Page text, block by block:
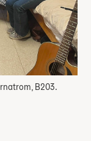
B203.